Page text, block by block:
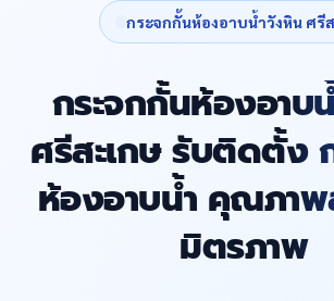
กระจกกั้นห้องอาบน้ำวังหิน ศรี
กระจกกั้นห้องอาบ
ศรีสะเกษ รับติดตั้ง
ห้องอาบน้ำ คุณภาพ
มิตรภาพ